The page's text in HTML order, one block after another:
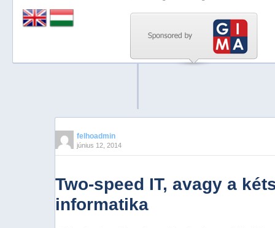
felhoadmin
június 12, 2014
Two-speed IT, avagy a
informatika